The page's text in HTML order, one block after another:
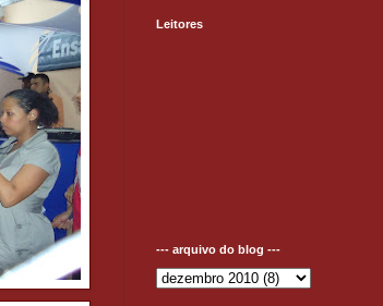
Leitores
--- arquivo do blog ---